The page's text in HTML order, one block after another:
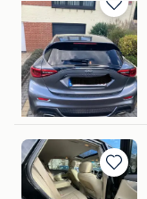
Bewaren
in
Mijn
Favorieten
Heinen Fabrice
Messancy
Bewaren
in